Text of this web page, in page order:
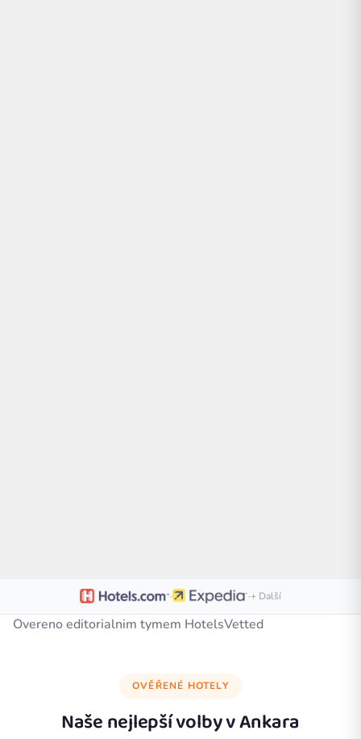
· ·+ Další
Overeno editorialnim tymem HotelsVetted
OVĚŘENÉ HOTELY
Naše nejlepší volby vAnkara